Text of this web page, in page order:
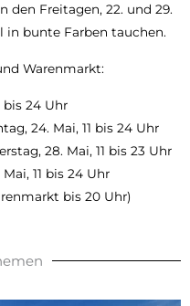
den Freitagen, 22. und 29.
in bunte Farben tauchen.
Warenmarkt:
bis 24 Uhr
24. Mai, 11 bis 24 Uhr
28. Mai, 11 bis 23 Uhr
11 bis 24 Uhr
bis 20 Uhr)